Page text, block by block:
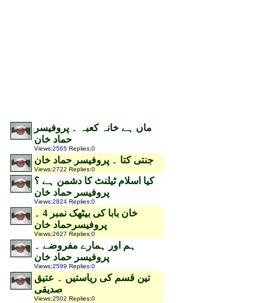
ماں ہے خانہ کعبہ ۔ پروفیسر
حماد خان
Views:2565 Replies:0
جنتی کتا ۔ پروفیسر حماد خان
Views:2722 Replies:0
کیا اسلام ٹیلنٹ کا دشمن ہے ؟
پروفیسر حماد خان
Views:2824 Replies:0
خان بابا کی بیٹھک نمبر 4 ۔
پروفیسرحماد خان
Views:2627 Replies:0
ہم اور ہمارے مفروضے ۔
پروفیسر حماد خان
Views:2599 Replies:0
تین قسم کی ریاستیں ۔ عتیق
صدیقی
Views:2502 Replies:0